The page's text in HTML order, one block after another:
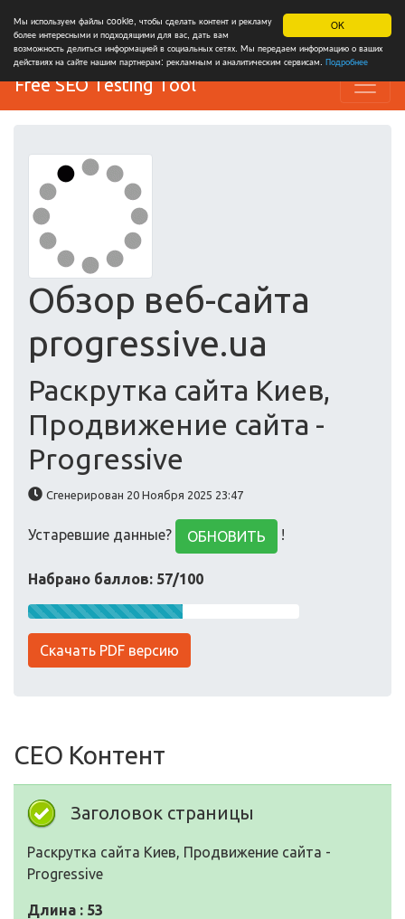
OK
Мы используем файлы cookie, чтобы сделать контент и рекламу
более интересными и подходящими для вас, дать вам
возможность делиться информацией в социальных сетях. Мы передаем информацию о ваших
действиях на сайте нашим партнерам: рекламным и аналитическим сервисам. Подробнее
Free SEO Testing Tool
Обзор веб-сайта
progressive.ua
Раскрутка сайта Киев,
Продвижение сайта -
Progressive
Сгенерирован 20 Ноября 2025 23:47
Устаревшие данные? ОБНОВИТЬ !
Набрано баллов: 57/100
Скачать PDF версию
СЕО Контент
Заголовок страницы
Раскрутка сайта Киев, Продвижение сайта -
Progressive
Длина : 53